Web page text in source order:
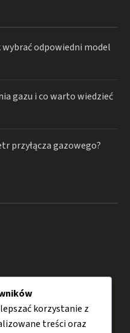
wybrać odpowiedni model
gazu i co warto wiedzieć
przyłącza gazowego?
korzystanie z
treści oraz